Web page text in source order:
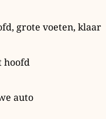
grote voeten, klaar
hoofd
auto